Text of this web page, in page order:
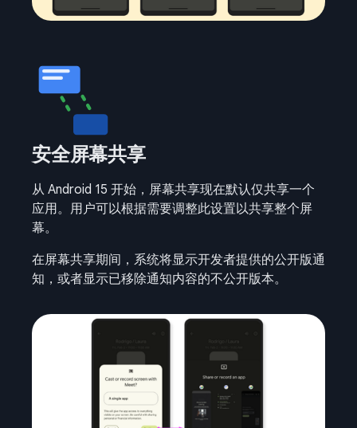
安全屏幕共享
从 Android 15 开始，屏幕共享现在默认仅共享一个
应用。用户可以根据需要调整此设置以共享整个屏
幕。
在屏幕共享期间，系统将显示开发者提供的公开版通
知，或者显示已移除通知内容的不公开版本。